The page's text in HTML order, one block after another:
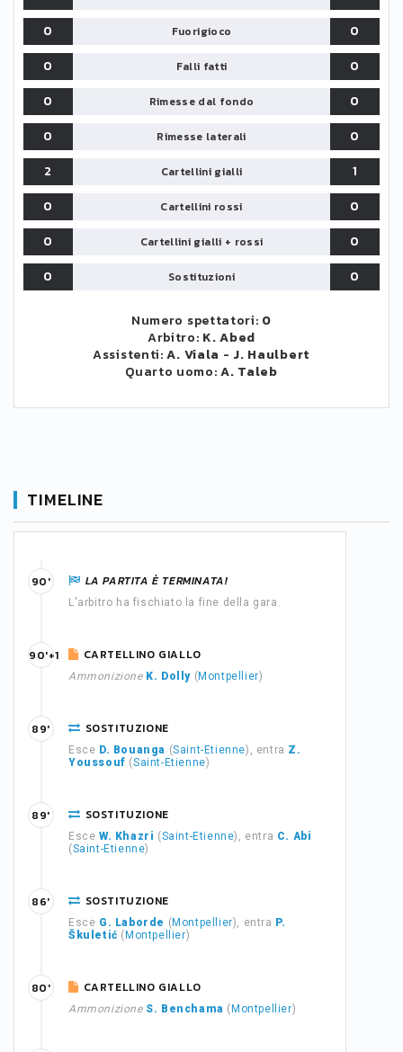
0
Fuorigioco
0
0
Falli fatti
0
0
Rimesse dal fondo
0
0
Rimesse laterali
0
2
Cartellini gialli
1
0
Cartellini rossi
0
0
Cartellini gialli + rossi
0
0
Sostituzioni 0
Numero spettatori: 0
Arbitro: K. Abed
Assistenti:A. Viala - J. Haulbert
Quarto uomo:A. Taleb
TIMELINE
LA PARTITA È TERMINATA!
L'arbitro ha fischiato la fine della gara.
90'
CARTELLINO GIALLO
Ammonizione K. Dolly ( Montpellier)
90'+1
SOSTITUZIONE
Esce D. Bouanga (Saint-Etienne), entra Z.
Youssouf (Saint-Etienne)
89'
SOSTITUZIONE
Esce W. Khazri (Saint-Etienne), entra C. Abi
(Saint-Etienne)
89'
SOSTITUZIONE
Esce G. Laborde ( Montpellier), entra P.
Škuletić ( Montpellier)
86'
CARTELLINO GIALLO
Ammonizione S. Benchama ( Montpellier)
80'